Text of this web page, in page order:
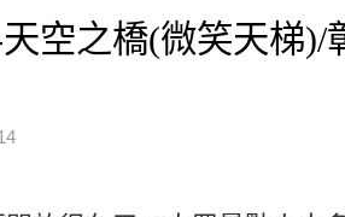
空之橋(微笑天梯)/